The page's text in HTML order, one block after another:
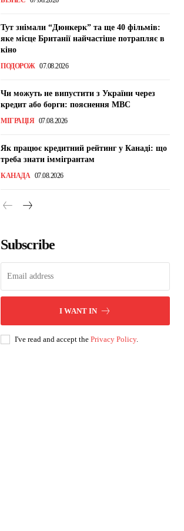
Тут знімали “Дюнкерк” та ще 40 фільмів:
яке місце Британії найчастіше потрапляє в
кіно
ПОДОРОЖ 07.08.2026
Чи можуть не випустити з України через
кредит або борги: пояснення МВС
МІГРАЦІЯ 07.08.2026
Як працює кредитний рейтинг у Канаді: що
треба знати іммігрантам
КАНАДА 07.08.2026
Subscribe
I WANT IN
I've read and accept the Privacy Policy.